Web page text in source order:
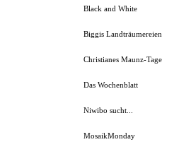
Black and White
Biggis Landträumereien
Christianes Maunz-Tage
Das Wochenblatt
Niwibo sucht...
MosaikMonday